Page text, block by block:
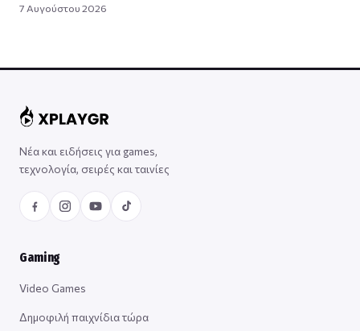
7 Αυγούστου 2026
Νέα και ειδήσεις για games,
τεχνολογία, σειρές και ταινίες
Gaming
Video Games
Δημοφιλή παιχνίδια τώρα